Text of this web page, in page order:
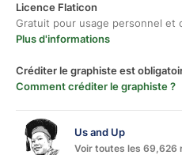
Licence Flaticon
Gratuit pour usage personnel et
Plus d'informations
Créditer le graphiste est
Comment créditer le graphiste ?
Us and Up
Voir toutes les 69,626